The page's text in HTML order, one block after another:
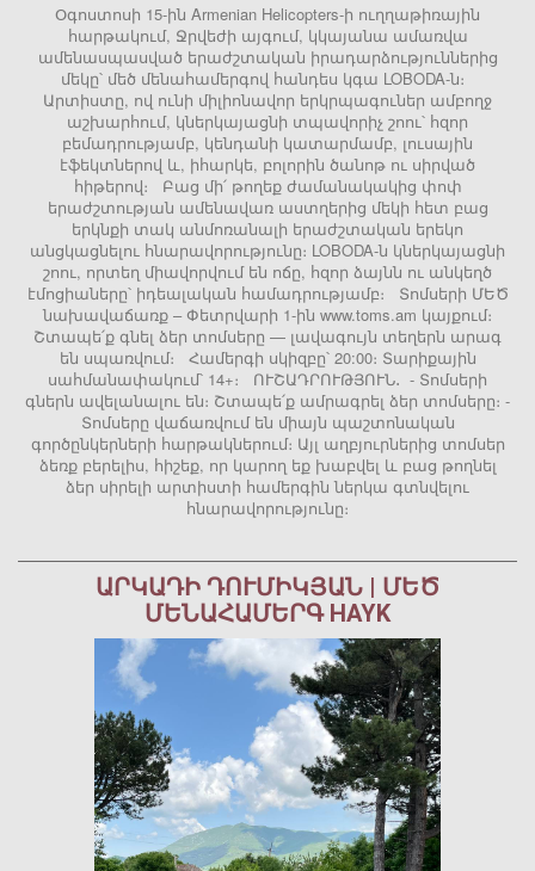
Օգոստոսի 15-ին Armenian Helicopters-ի ուղղաթիռային
հարթակում, Ջրվեժի այգում, կկայանա ամառվա
ամենասպասված երաժշտական իրադարձություններից
մեկը՝ մեծ մենահամերգով հանդես կգա LOBODA-ն։
Արտիստը, ով ունի միլիոնավոր երկրպագուներ ամբողջ
աշխարհում, կներկայացնի տպավորիչ շոու՝ հզոր
բեմադրությամբ, կենդանի կատարմամբ, լուսային
էֆեկտներով և, իհարկե, բոլորին ծանոթ ու սիրված
հիթերով։ Բաց մի՛ թողեք ժամանակակից փոփ
երաժշտության ամենավառ աստղերից մեկի հետ բաց
երկնքի տակ անմոռանալի երաժշտական երեկո
անցկացնելու հնարավորությունը։ LOBODA-ն կներկայացնի
շոու, որտեղ միավորվում են ոճը, հզոր ձայնն ու անկեղծ
էմոցիաները՝ իդեալական համադրությամբ։ Տոմսերի ՄԵԾ
նախավաճառք – Փետրվարի 1-ին www.toms.am կայքում։
Շտապե՛ք գնել ձեր տոմսերը — լավագույն տեղերն արագ
են սպառվում։ Համերգի սկիզբը՝ 20:00։ Տարիքային
սահմանափակում՝ 14+։ ՈՒՇԱԴՐՈՒԹՅՈՒՆ․ - Տոմսերի
գներն ավելանալու են։ Շտապե՛ք ամրագրել ձեր տոմսերը։ -
Տոմսերը վաճառվում են միայն պաշտոնական
գործընկերների հարթակներում։ Այլ աղբյուրներից տոմսեր
ձեռք բերելիս, հիշեք, որ կարող եք խաբվել և բաց թողնել
ձեր սիրելի արտիստի համերգին ներկա գտնվելու
հնարավորությունը։
ԱՐԿԱԴԻ ԴՈՒՄԻԿՅԱՆ | ՄԵԾ
ՄԵՆԱՀԱՄԵՐԳ HAYK